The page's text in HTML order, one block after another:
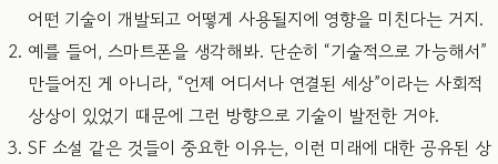
어떤 기술이 개발되고 어떻게 사용될지에 영향을 미친다는 거지.
예를 들어, 스마트폰을 생각해봐. 단순히 “기술적으로 가능해서”
만들어진 게 아니라, “언제 어디서나 연결된 세상”이라는 사회적
상상이 있었기 때문에 그런 방향으로 기술이 발전한 거야.
SF 소설 같은 것들이 중요한 이유는, 이런 미래에 대한 공유된 상